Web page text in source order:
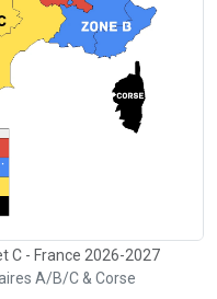
C - France 2026-2027
A/B/C & Corse